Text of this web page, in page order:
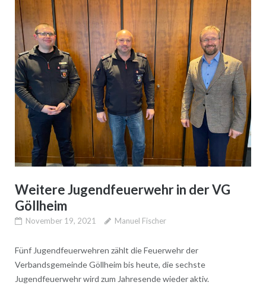
Weitere Jugendfeuerwehr in der VG
Göllheim
November 19, 2021 Manuel Fischer
Fünf Jugendfeuerwehren zählt die Feuerwehr der
Verbandsgemeinde Göllheim bis heute, die sechste
Jugendfeuerwehr wird zum Jahresende wieder aktiv.